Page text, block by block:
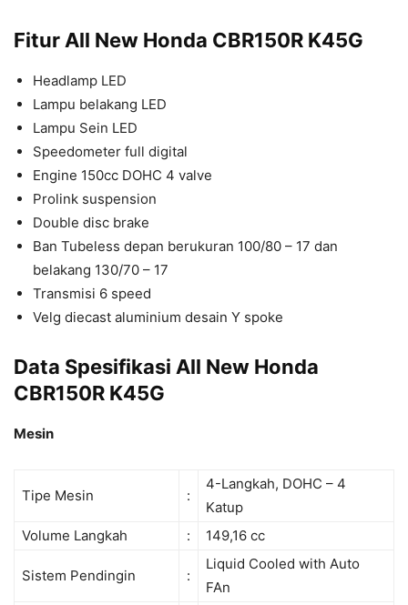
Fitur All New Honda CBR150R K45G
Headlamp LED
Lampu belakang LED
Lampu Sein LED
Speedometer full digital
Engine 150cc DOHC 4 valve
Prolink suspension
Double disc brake
Ban Tubeless depan berukuran 100/80 – 17 dan
belakang 130/70 – 17
Transmisi 6 speed
Velg diecast aluminium desain Y spoke
Data Spesifikasi All New Honda
CBR150R K45G
Mesin
Tipe Mesin :
4-Langkah, DOHC – 4
Katup
Volume Langkah
: 149,16 cc
Sistem Pendingin :
Liquid Cooled with Auto
FAn